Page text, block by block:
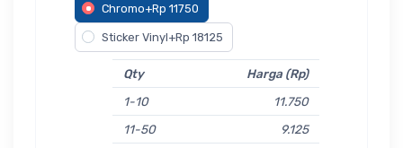
Chromo+Rp 11750
Sticker Vinyl+Rp 18125
Qty
Harga (Rp)
1-10
11.750
11-50
9.125